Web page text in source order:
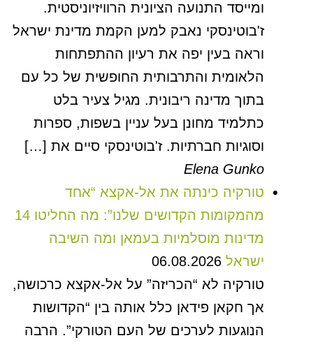
ומייסד התנועה הציונית הרוויזיוניסטית.
ז'בוטינסקי נאבק למען הקמת מדינת ישראל
וראה בעין יפה את רעיון ההתפתחות
הלאומית והתרבותית החופשית של כל עם
בתוך מדינה ריבונית. מגיל צעיר בלט
כתלמיד מחונן בעל עניין בשפות, ספרות
וסוגיות חברתיות. ז'בוטינסקי סיים את […]
Elena Gunko
טורקיה כינתה את אל-אקצא “אחד
מהמקומות הקדושים שלנו”: מה החליטו 14
מדינות מוסלמיות בעמאן ומה השיבה
ישראל 06.08.2026
טורקיה לא “הכריזה” על אל-אקצא כרכושה,
אך חקאן פידאן כלל אותה בין “הקדושות
הנוגעות לערכים של העם הטורקי”. הרבה